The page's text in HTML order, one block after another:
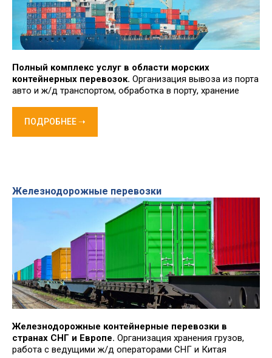
Полный комплекс услуг в области морских
контейнерных перевозок. Организация вывоза из порта
авто и ж/д транспортом, обработка в порту, хранение
ПОДРОБНЕЕ ➝
Железнодорожные перевозки
Железнодорожные контейнерные перевозки в
странах СНГ и Европе. Организация хранения грузов,
работа с ведущими ж/д операторами СНГ и Китая